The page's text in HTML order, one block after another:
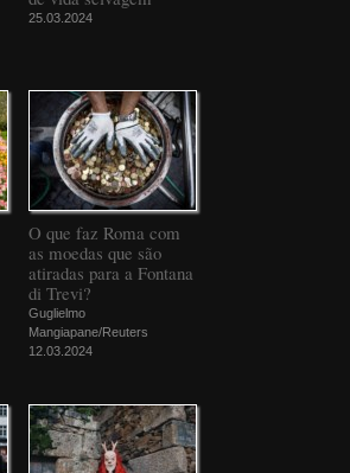
25.03.2024
O que faz Roma com
as moedas que são
atiradas para a Fontana
di Trevi?
Guglielmo
Mangiapane/Reuters
12.03.2024